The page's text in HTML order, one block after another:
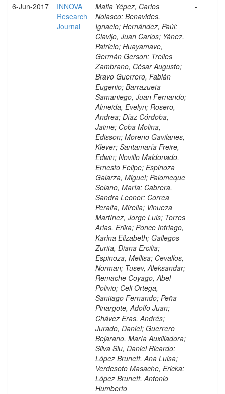
6-Jun-2017
INNOVA
Research
Journal
Mafla Yépez, Carlos
Nolasco; Benavides,
Ignacio; Hernández, Paúl;
Clavijo, Juan Carlos; Yánez,
Patricio; Huayamave,
Germán Gerson; Trelles
Zambrano, César Augusto;
Bravo Guerrero, Fabián
Eugenio; Barrazueta
Samaniego, Juan Fernando;
Almeida, Evelyn; Rosero,
Andrea; Díaz Córdoba,
Jaime; Coba Molina,
Edisson; Moreno Gavilanes,
Klever; Santamaría Freire,
Edwin; Novillo Maldonado,
Ernesto Felipe; Espinoza
Galarza, Miguel; Palomeque
Solano, María; Cabrera,
Sandra Leonor; Correa
Peralta, Mirella; Vinueza
Martínez, Jorge Luis; Torres
Arias, Erika; Ponce Intriago,
Karina Elizabeth; Gallegos
Zurita, Diana Ercilia;
Espinoza, Mellisa; Cevallos,
Norman; Tusev, Aleksandar;
Remache Coyago, Abel
Polivio; Celi Ortega,
Santiago Fernando; Peña
Pinargote, Adolfo Juan;
Chávez Eras, Andrés;
Jurado, Daniel; Guerrero
Bejarano, María Auxiliadora;
Silva Siu, Daniel Ricardo;
López Brunett, Ana Luisa;
Verdesoto Masache, Ericka;
López Brunett, Antonio
Humberto
-